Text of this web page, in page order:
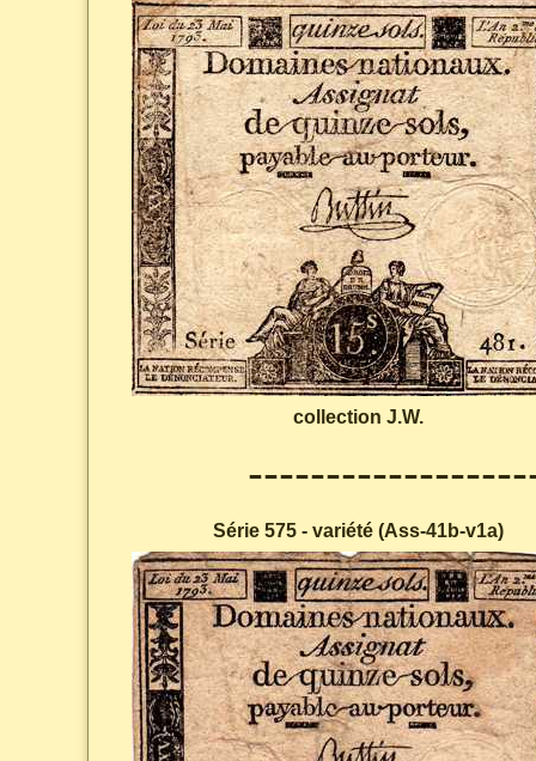
collection J.W.
Série 575 - variété (Ass-41b-v1a)